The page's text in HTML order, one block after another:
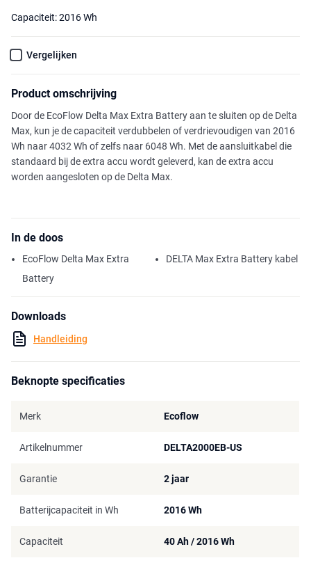
Capaciteit: 2016 Wh
Vergelijken
Product omschrijving
Door de EcoFlow Delta Max Extra Battery aan te sluiten op de Delta
Max, kun je de capaciteit verdubbelen of verdrievoudigen van 2016
Wh naar 4032 Wh of zelfs naar 6048 Wh. Met de aansluitkabel die
standaard bij de extra accu wordt geleverd, kan de extra accu
worden aangesloten op de Delta Max.
In de doos
EcoFlow Delta Max Extra
Battery
DELTA Max Extra Battery kabel
Downloads
Handleiding
Beknopte specificaties
Merk Ecoflow
Artikelnummer DELTA2000EB-US
Garantie 2 jaar
Batterijcapaciteit in Wh 2016 Wh
Capaciteit 40 Ah / 2016 Wh